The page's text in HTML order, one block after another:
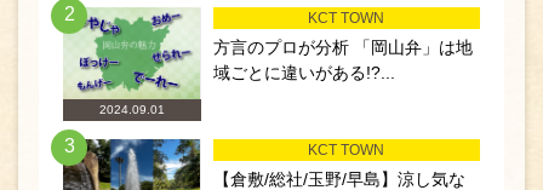
2
2024.09.01
KCT TOWN
方言のプロが分析 「岡山弁」は地
域ごとに違いがある!?...
3 KCT TOWN
【倉敷/総社/玉野/早島】涼し気な